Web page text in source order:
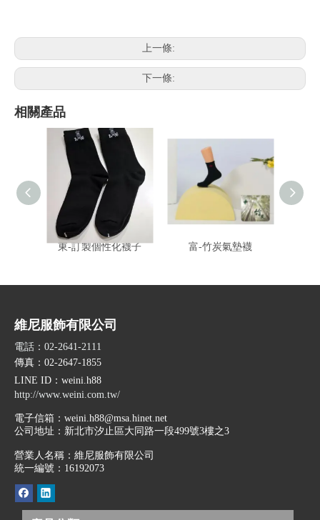
上一條:
下一條:
相關產品
東-訂製個性化襪子 富-竹炭氣墊襪
維尼服飾有限公司
電話：02-2641-2111
傳真：02-2647-1855
LINE ID ：weini.h88
http://www.weini.com.tw/
電子信箱： weini.h88@msa.hinet.net
公司地址： 新北市汐止區大同路一段499號3樓之3
營業人名稱：維尼服飾有限公司
統一編號：16192073